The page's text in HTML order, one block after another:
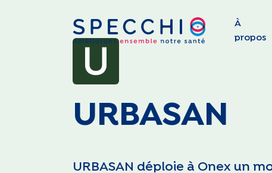
À
propos
URBASAN
URBASAN déploie à Onex un